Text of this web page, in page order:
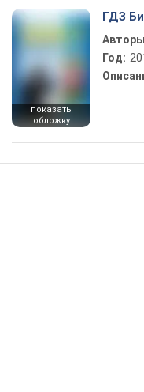
показать
обложку
ГДЗ
Год: